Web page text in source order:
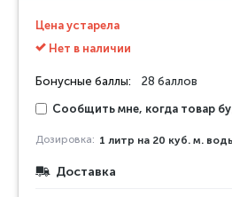
Цена устарела
Нет в наличии
Бонусные баллы: 28 баллов
Сообщить мне, когда товар
Дозировка: 1 литр на 20 куб. м.
Доставка